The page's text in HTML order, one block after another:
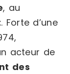
, au
. Forte d’une
acteur de
des